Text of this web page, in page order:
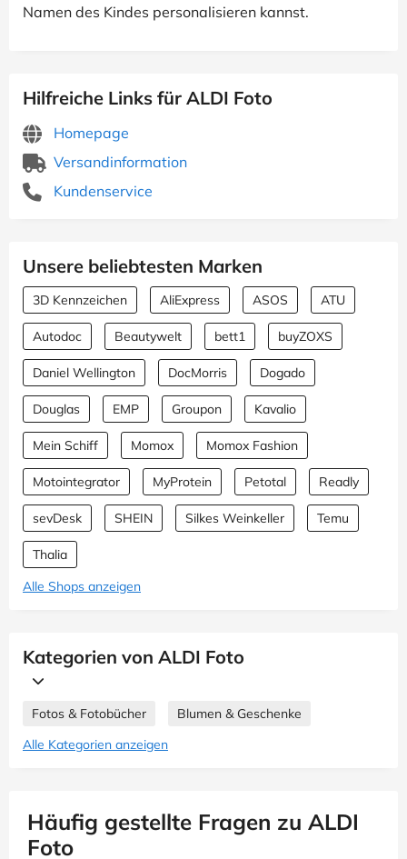
Namen des Kindes personalisieren kannst.
Hilfreiche Links für ALDI Foto
Homepage
Versandinformation
Kundenservice
Unsere beliebtesten Marken
3D Kennzeichen AliExpress ASOS ATU
Autodoc Beautywelt bett1 buyZOXS
Daniel Wellington DocMorris Dogado
Douglas EMP Groupon Kavalio
Mein Schiff Momox Momox Fashion
Motointegrator MyProtein Petotal Readly
sevDesk SHEIN Silkes Weinkeller Temu
Thalia
Alle Shops anzeigen
Kategorien von ALDI Foto
Fotos & Fotobücher
Blumen & Geschenke
Alle Kategorien anzeigen
Häufig gestellte Fragen zu ALDI
Foto